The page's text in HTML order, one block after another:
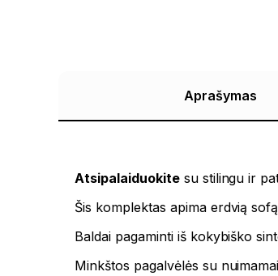
Aprašymas
Atsipalaiduokitesu stilingu ir
Šis komplektas apima erdvią
Baldai pagaminti iš kokybiško
Minkštos pagalvėlės su